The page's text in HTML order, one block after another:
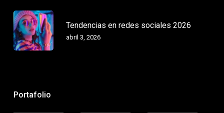
Tendencias en redes sociales 2026
abril 3, 2026
Portafolio